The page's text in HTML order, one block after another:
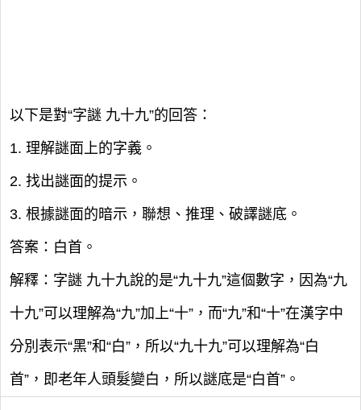
以下是對“字謎 九十九”的回答：
1. 理解謎面上的字義。
2. 找出謎面的提示。
3. 根據謎面的暗示，聯想、推理、破譯謎底。
答案：白首。
解釋：字謎 九十九說的是“九十九”這個數字，因為“九
十九”可以理解為“九”加上“十”，而“九”和“十”在漢字中
分別表示“黑”和“白”，所以“九十九”可以理解為“白
首”，即老年人頭髮變白，所以謎底是“白首”。